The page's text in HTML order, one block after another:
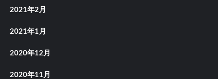
2021年2月
2021年1月
2020年12月
2020年11月